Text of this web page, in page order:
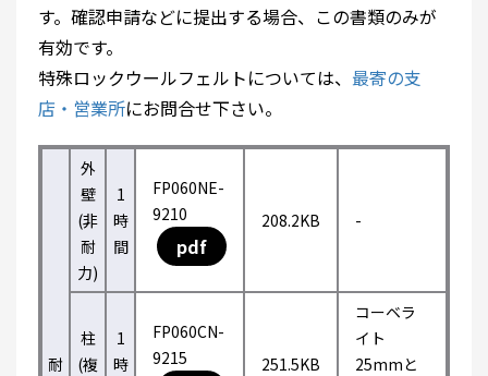
す。確認申請などに提出する場合、この書類のみが
有効です。
特殊ロックウールフェルトについては、 最寄の支
店・営業所にお問合せ下さい。
耐
外
壁
(非
耐
力)
1
時
間
FP060NE-
9210
pdf
208.2KB -
柱
(複
1
時
FP060CN-
9215
251.5KB
コーベラ
イト
25mmと